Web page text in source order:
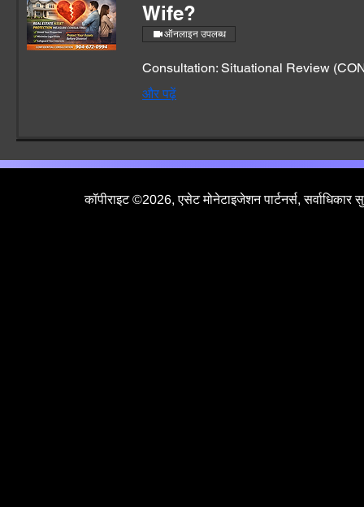
Wife?
ऑनलाइन उपलब्ध
Consultation: Situational Review
और पढ़ें
कॉपीराइट ©2026, एसेट मोनेटाइजेशन पार्टनर्स,